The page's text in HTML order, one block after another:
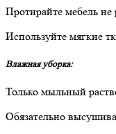
Протирайте мебель
Используйте мягкие
Влажная уборка:
Только мыльный
Обязательно